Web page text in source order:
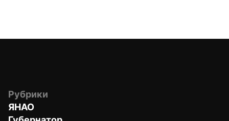
Рубрики
ЯНАО